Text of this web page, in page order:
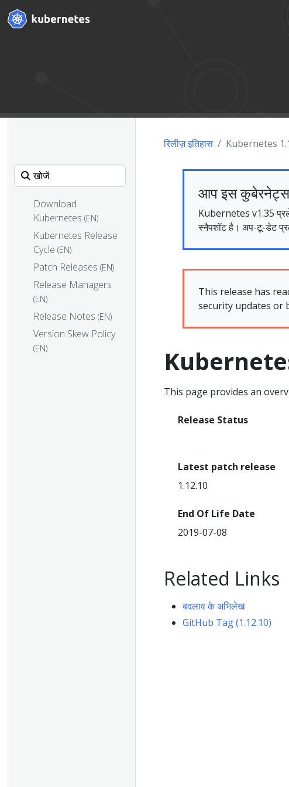
Download
Kubernetes (EN)
Kubernetes Release
Cycle (EN)
Patch Releases (EN)
Release Managers
(EN)
Release Notes (EN)
Version Skew Policy
(EN)
रिलीज़ इतिहास Kubernetes
आप इस
Kubernetes v1.35
स्नैपशॉट है। अप-टू-डेट
This release has
security updates or
This page provides an
Release Status
Latest patch release
1.12.10
End Of Life Date
2019-07-08
Related Links
बदलाव के अभिलेख
GitHub Tag (1.12.10)